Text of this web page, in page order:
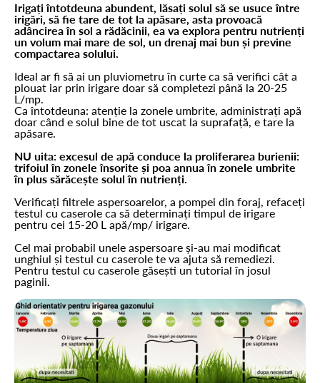
Irigați întotdeuna abundent, lăsați solul să se usuce între
irigări, să fie tare de tot la apăsare, asta provoacă
adâncirea în sol a rădăcinii, ea va explora pentru nutrienți
un volum mai mare de sol, un drenaj mai bun și previne
compactarea solului.
Ideal ar fi să ai un pluviometru în curte ca să verifici cât a
plouat iar prin irigare doar să completezi până la 20-25
L/mp.
Ca întotdeuna: atenție la zonele umbrite, administrați apă
doar când e solul bine de tot uscat la suprafață, e tare la
apăsare.
NU uita: excesul de apă conduce la proliferarea burienii:
trifoiul în zonele însorite și poa annua în zonele umbrite
în plus sărăcește solul în nutrienți.
Verificați filtrele aspersoarelor, a pompei din foraj, refaceți
testul cu caserole ca să determinați timpul de irigare
pentru cei 15-20 L apă/mp/ irigare.
Cel mai probabil unele aspersoare și-au mai modificat
unghiul și testul cu caserole te va ajuta să remediezi.
Pentru testul cu caserole găsești un tutorial în josul
paginii.